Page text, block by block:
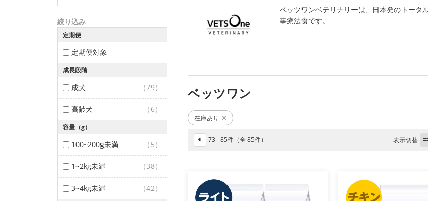
絞り込み
定期便
定期便対象
成長段階
成犬 （79）
高齢犬 （6）
容量（g）
100~200g未満 （5）
1~2kg未満 （38）
3~4kg未満 （42）
ベッツワンベテリナリーは、日本発のトータ
事療法食です。
ベッツワン
在庫あり
73 - 85件（全 85件） 表示切替